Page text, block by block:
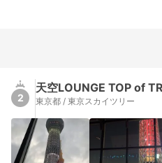
2 東京都 / 東京スカイツリー